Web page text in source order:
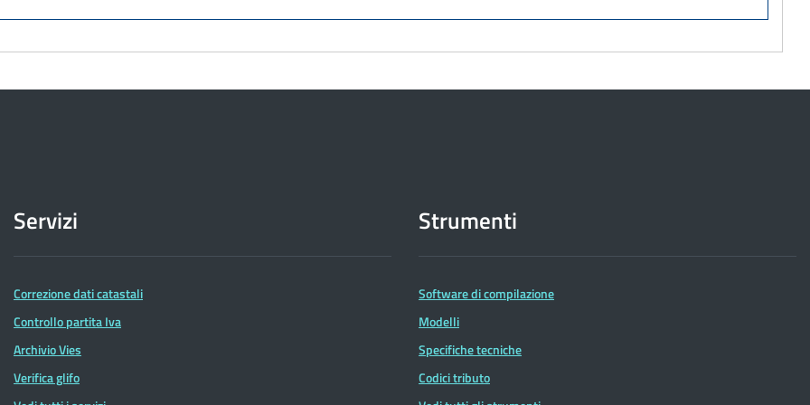
Servizi
Correzione dati catastali
Controllo partita Iva
Archivio Vies
Verifica glifo
Strumenti
Software di compilazione
Modelli
Specifiche tecniche
Codici tributo